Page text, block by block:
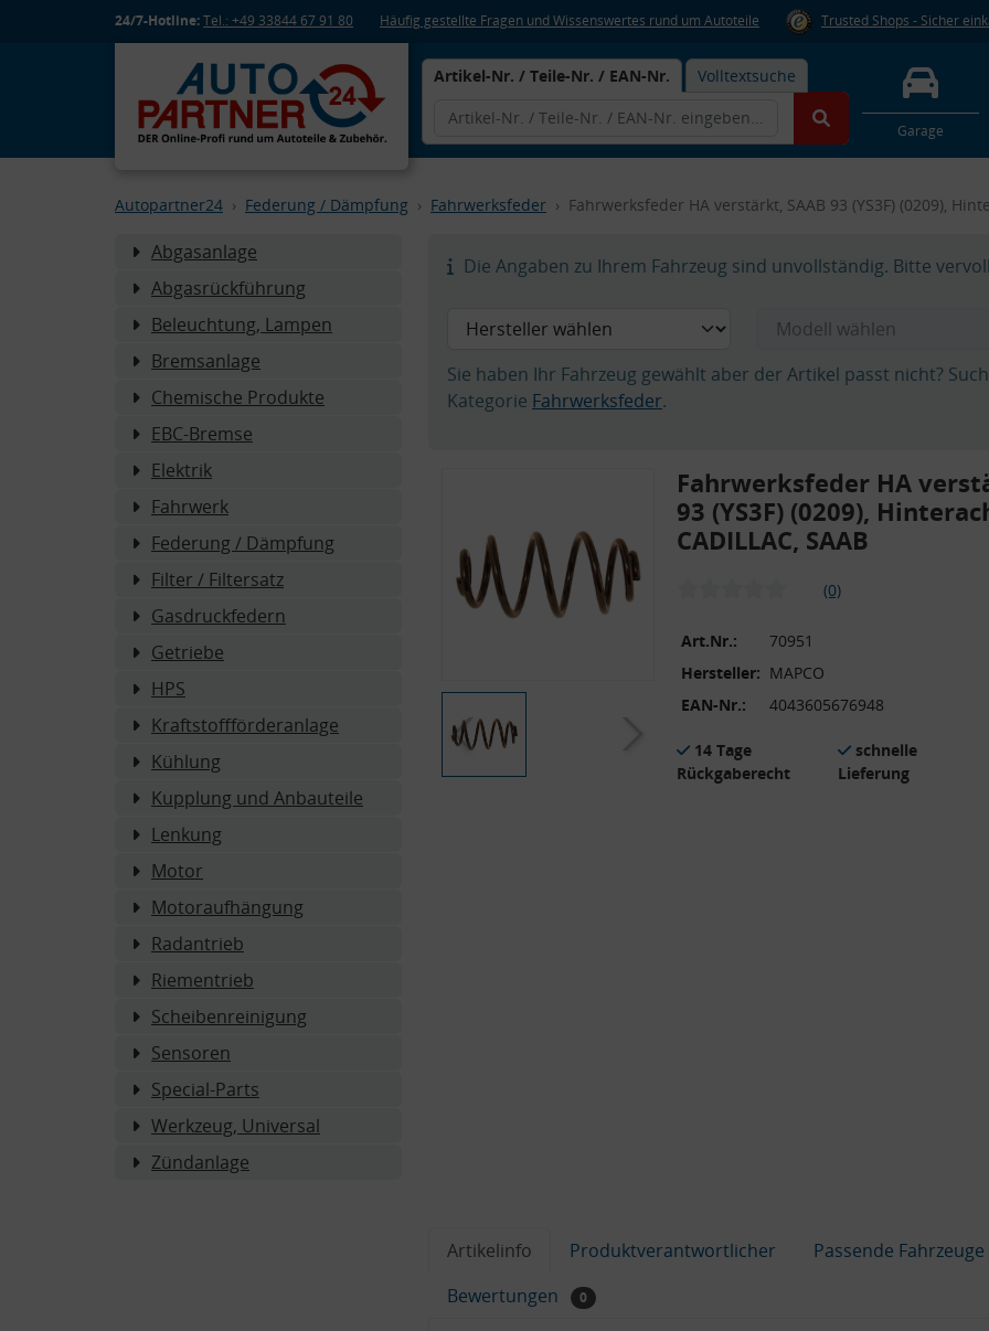
24/7-Hotline:Tel.: +49 33844 67 91 80 Häufig gestellte Fragen und Wissenswertes rund um Autoteile Trusted Shops - Sicher
Artikel-Nr. / Teile-Nr. / EAN-Nr. Volltextsuche
Garage
Autopartner24 Federung / Dämpfung Fahrwerksfeder Fahrwerksfeder HA verstärkt, SAAB 93 (YS3F) (0209),
Abgasanlage
Abgasrückführung
Beleuchtung, Lampen
Bremsanlage
Chemische Produkte
EBC-Bremse
Elektrik
Fahrwerk
Federung / Dämpfung
Filter / Filtersatz
Gasdruckfedern
Getriebe
HPS
Kraftstoffförderanlage
Kühlung
Kupplung und Anbauteile
Lenkung
Motor
Motoraufhängung
Radantrieb
Riementrieb
Scheibenreinigung
Sensoren
Special-Parts
Werkzeug, Universal
Zündanlage
Die Angaben zu Ihrem Fahrzeug sind unvollständig. Bitte
Sie haben Ihr Fahrzeug gewählt aber der Artikel passt nicht?
Kategorie Fahrwerksfeder.
Fahrwerksfeder HA
93 (YS3F) (0209),
CADILLAC, SAAB
(0)
Art.Nr.:
70951
Hersteller: MAPCO
EAN-Nr.:
4043605676948
14 Tage
Rückgaberecht
schnelle
Lieferung
Artikelinfo Produktverantwortlicher
Passende Fahrzeuge
Bewertungen
0